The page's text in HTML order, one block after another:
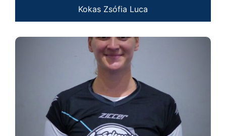
Kokas Zsófia Luca